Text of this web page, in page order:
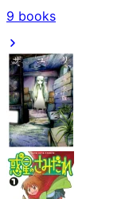
9 books